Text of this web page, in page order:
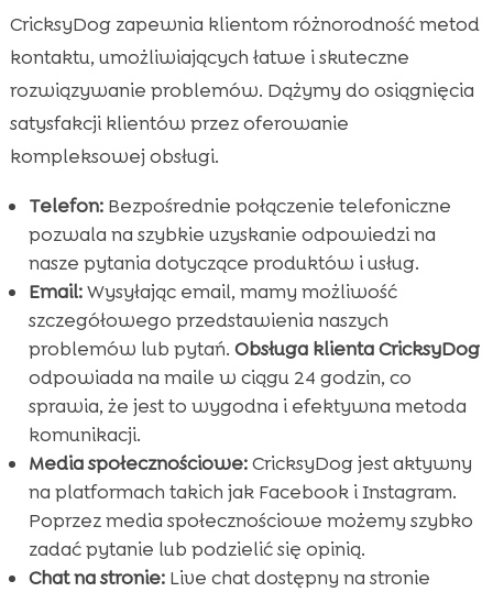
CricksyDog zapewnia klientom różnorodność metod
kontaktu, umożliwiających łatwe i skuteczne
rozwiązywanie problemów. Dążymy do osiągnięcia
satysfakcji klientów przez oferowanie
kompleksowej obsługi.
Telefon:Bezpośrednie połączenie telefoniczne
pozwala na szybkie uzyskanie odpowiedzi na
nasze pytania dotyczące produktów i usług.
Email:Wysyłając email, mamy możliwość
szczegółowego przedstawienia naszych
problemów lub pytań. Obsługa klienta CricksyDog
odpowiada na maile w ciągu 24 godzin, co
sprawia, że jest to wygodna i efektywna metoda
komunikacji.
Media społecznościowe:CricksyDog jest aktywny
na platformach takich jak Facebook i Instagram.
Poprzez media społecznościowe możemy szybko
zadać pytanie lub podzielić się opinią.
Chat na stronie:Live chat dostępny na stronie